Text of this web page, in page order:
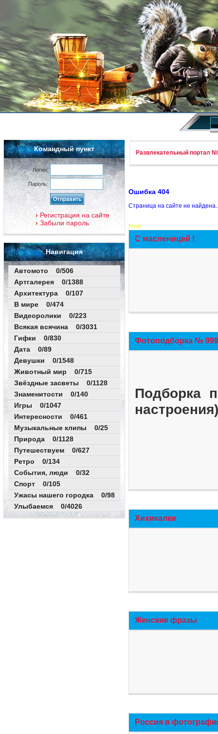
Командный пункт
Логин:
Пароль:
Регистрация на сайте
Забыли пароль
Навигация
Автомото 0/506
Артгалерея 0/1388
Архитектура 0/107
В мире 0/474
Видеоролики 0/223
Всякая всячина 0/3031
Гифки 0/830
Дата 0/89
Девушки 0/1548
Животный мир 0/715
Звёздные засветы 0/1128
Знаменитости 0/140
Игры 0/1047
Интересности 0/461
Музыкальные клипы 0/25
Природа 0/1128
Путешествуем 0/627
Ретро 0/134
События, люди 0/32
Спорт 0/105
Ужасы нашего городка 0/98
Улыбаемся 0/4026
Развлекательный портал
Ошибка 404
Страница на сайте не
New!
С масленицей !
Фотоподборка №
Подборка
Хихикалки
Женские фразы
Россия в